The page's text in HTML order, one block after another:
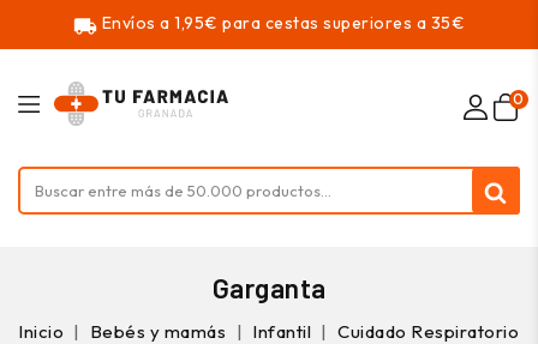
local_shipping Envíos a 1,95€ para cestas superiores a 35€
0
Garganta
Inicio Bebés y mamás Infantil
Cuidado Respiratorio